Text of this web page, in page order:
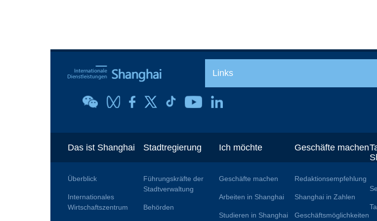
Links
Das ist Shanghai
Überblick
Internationales
Wirtschaftszentrum
Stadtregierung
Führungskräfte der
Stadtverwaltung
Behörden
Ich möchte
Geschäfte machen
Arbeiten in Shanghai
Studieren in Shanghai
Geschäfte machen
Redaktionsempfehlung
Shanghai in Zahlen
Geschäftsmöglichkeiten